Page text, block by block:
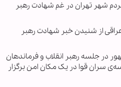
شهر تهران در غم شهادت رهبر
از شنیدن خبر شهادت رهبر
در جلسه رهبر انقلاب و فرماندهان
سران قوا در یک مکان امن برگزار